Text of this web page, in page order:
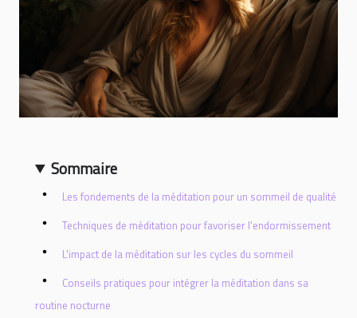
Sommaire
Les fondements de la méditation pour un sommeil de qualité
Techniques de méditation pour favoriser l'endormissement
L'impact de la méditation sur les cycles du sommeil
Conseils pratiques pour intégrer la méditation dans sa
routine nocturne